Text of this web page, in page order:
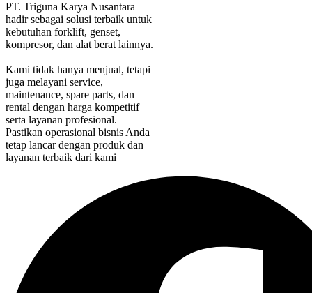
PT. Triguna Karya Nusantara
hadir sebagai solusi terbaik untuk
kebutuhan forklift, genset,
kompresor, dan alat berat lainnya.
Kami tidak hanya menjual, tetapi
juga melayani service,
maintenance, spare parts, dan
rental dengan harga kompetitif
serta layanan profesional.
Pastikan operasional bisnis Anda
tetap lancar dengan produk dan
layanan terbaik dari kami